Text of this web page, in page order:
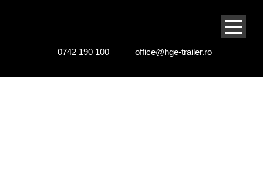
0742 190 100 office@hge-trailer.ro